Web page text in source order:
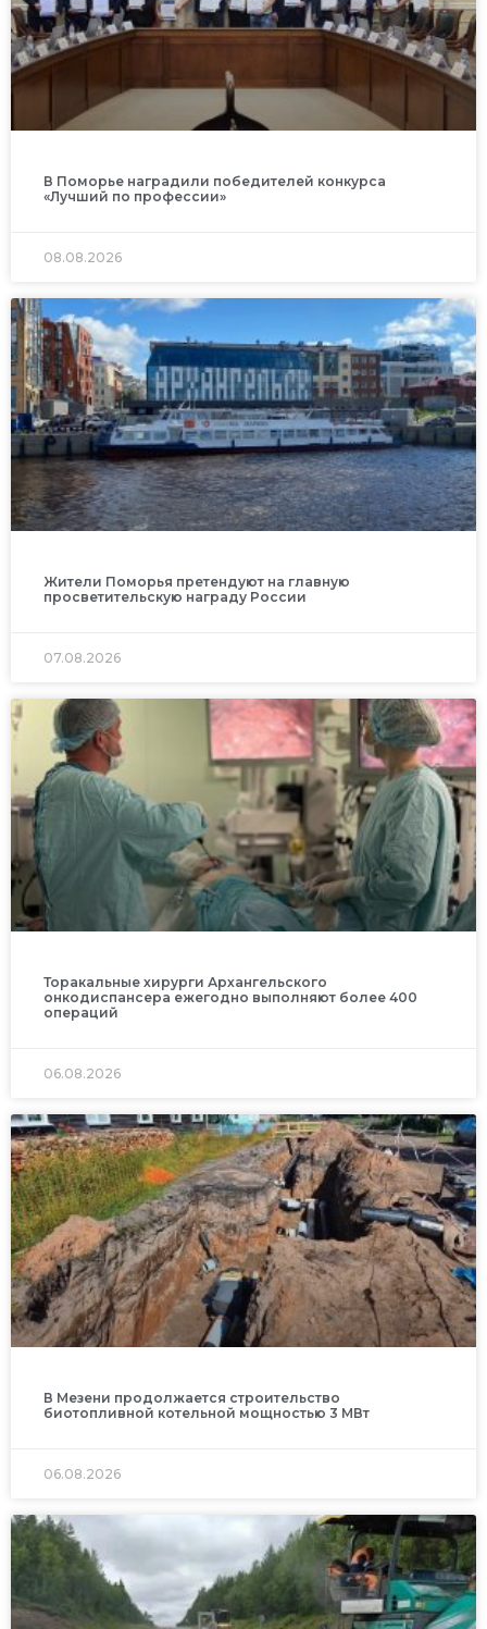
В Поморье наградили победителей конкурса
«Лучший по профессии»
08.08.2026
Жители Поморья претендуют на главную
просветительскую награду России
07.08.2026
Торакальные хирурги Архангельского
онкодиспансера ежегодно выполняют более 400
операций
06.08.2026
В Мезени продолжается строительство
биотопливной котельной мощностью 3 МВт
06.08.2026